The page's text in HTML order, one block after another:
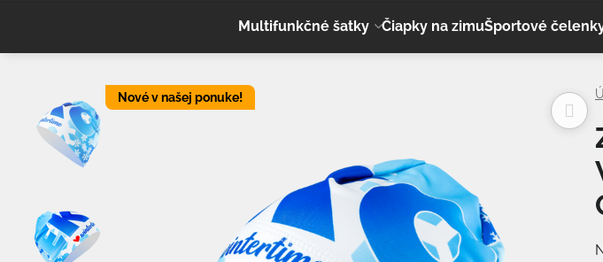
Multifunkčné šatky Čiapky na zimuŠportové
Nové v našej ponuke!